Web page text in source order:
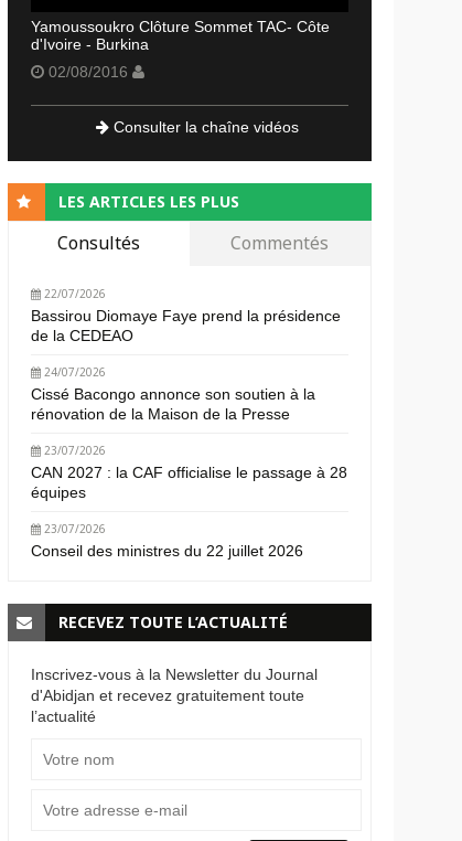
Yamoussoukro Clôture Sommet TAC- Côte
d'Ivoire - Burkina
02/08/2016
Consulter la chaîne vidéos
LES ARTICLES LES PLUS
Consultés Commentés
22/07/2026
Bassirou Diomaye Faye prend la présidence
de la CEDEAO
24/07/2026
Cissé Bacongo annonce son soutien à la
rénovation de la Maison de la Presse
23/07/2026
CAN 2027 : la CAF officialise le passage à 28
équipes
23/07/2026
Conseil des ministres du 22 juillet 2026
RECEVEZ TOUTE L’ACTUALITÉ
Inscrivez-vous à la Newsletter du Journal
d'Abidjan et recevez gratuitement toute
l’actualité